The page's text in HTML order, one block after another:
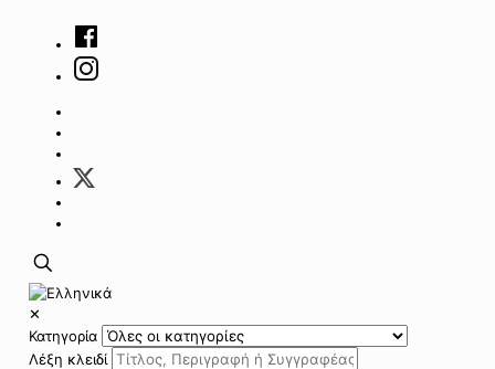
✕
Κατηγορία
Λέξη κλειδί